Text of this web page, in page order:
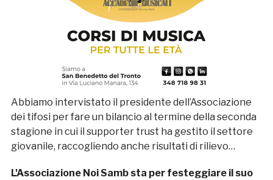
Abbiamo intervistato il presidente dell’Associazione
dei tifosi per fare un bilancio al termine della seconda
stagione in cui il supporter trust ha gestito il settore
giovanile, raccogliendo anche risultati di rilievo…
L'Associazione Noi Samb sta per festeggiare il suo